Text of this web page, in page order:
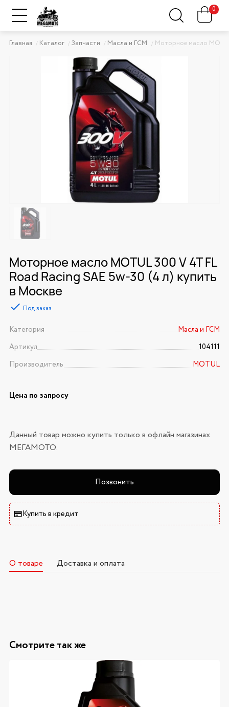
0
Главная Каталог Запчасти Масла и ГСМ Моторное масло
Моторное масло MOTUL 300 V 4T FL
Road Racing SAE 5w-30 (4 л) купить
в Москве
Под заказ
Категория
Масла и ГСМ
Артикул
104111
Производитель
MOTUL
Цена по запросу
Данный товар можно купить только в офлайн магазинах
МЕГАМОТО.
Позвонить
Купить в кредит
О товаре Доставка и оплата
Смотрите так же